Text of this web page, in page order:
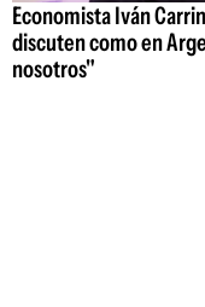
Economista Iván
discuten como en
nosotros"